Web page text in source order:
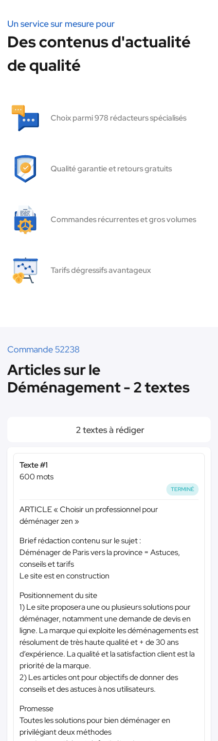
Un service sur mesure pour
Des contenus d'actualité
de qualité
Choix parmi 978 rédacteurs spécialisés
Qualité garantie et retours gratuits
Commandes récurrentes et gros volumes
Tarifs dégressifs avantageux
Commande 52238
Articles sur le
Déménagement - 2 textes
2 textes à rédiger
Texte #1
600 mots
TERMINÉ
ARTICLE « Choisir un professionnel pour
déménager zen »
Brief rédaction contenu sur le sujet :
Déménager de Paris vers la province = Astuces,
conseils et tarifs
Le site est en construction
Positionnement du site
1) Le site proposera une ou plusieurs solutions pour
déménager, notamment une demande de devis en
ligne. La marque qui exploite les déménagements est
résolument de très haute qualité et + de 30 ans
d’expérience. La qualité et la satisfaction client est la
priorité de la marque.
2) Les articles ont pour objectifs de donner des
conseils et des astuces à nos utilisateurs.
Promesse
Toutes les solutions pour bien déménager en
privilégiant deux méthodes